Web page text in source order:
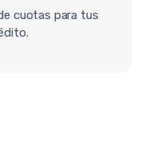
cuotas para tus